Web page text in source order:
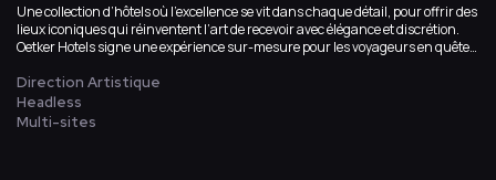
Une collection d’hôtels où l’excellence se vit dans chaque détail, pour offrir des
lieux iconiques qui réinventent l’art de recevoir avec élégance et discrétion.
Oetker Hotels signe une expérience sur-mesure pour les voyageurs en quête
Direction Artistique
Headless
Multi-sites